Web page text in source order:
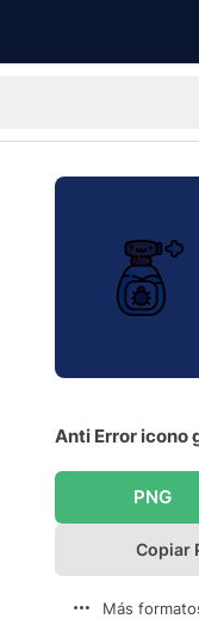
Anti Error icono
PNG
Copiar
Más